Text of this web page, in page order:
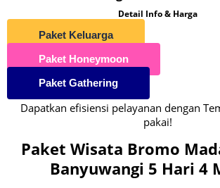
Detail Info & Harga
Paket Keluarga
Paket Honeymoon
Paket Gathering
Dapatkan efisiensi pelayanan dengan
pakai!
Paket Wisata Bromo
Banyuwangi 5 Hari 4